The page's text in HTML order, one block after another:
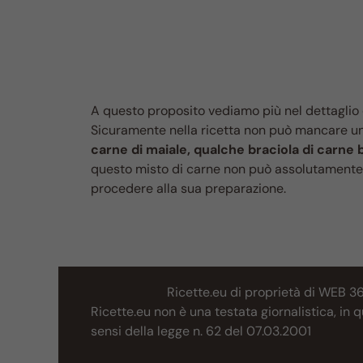
A questo proposito vediamo più nel
Sicuramente nella ricetta non può mancare
carne di maiale, qualche braciola di carne
questo misto di carne non può
procedere alla sua preparazione.
Ricette.eu di proprietà di WEB
Ricette.eu non è una testata giornalistica, in
sensi della legge n. 62 del 07.03.2001